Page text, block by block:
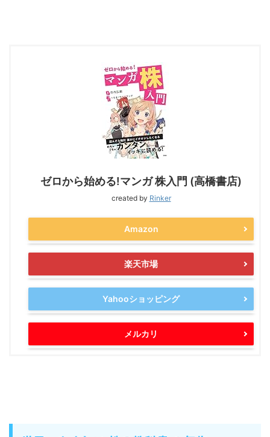
ゼロから始める!マンガ 株入門 (高橋書店)
created by Rinker
Amazon
楽天市場
Yahooショッピング
メルカリ